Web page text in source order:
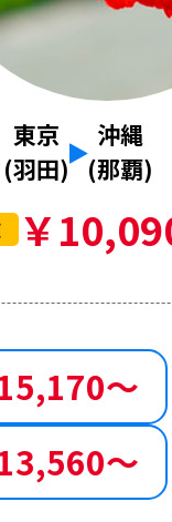
東京
(羽田)
沖縄
(那覇)
￥
～
～